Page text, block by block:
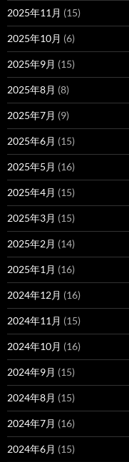
2025年11月 (15)
2025年10月 (6)
2025年9月 (15)
2025年8月 (8)
2025年7月 (9)
2025年6月 (15)
2025年5月 (16)
2025年4月 (15)
2025年3月 (15)
2025年2月 (14)
2025年1月 (16)
2024年12月 (16)
2024年11月 (15)
2024年10月 (16)
2024年9月 (15)
2024年8月 (15)
2024年7月 (16)
2024年6月 (15)